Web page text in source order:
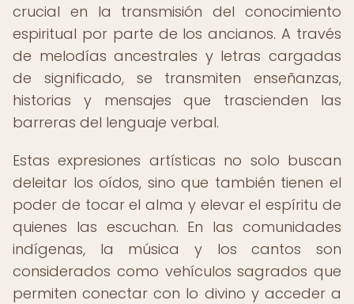
crucial en la transmisión del conocimiento
espiritual por parte de los ancianos. A través
de melodías ancestrales y letras cargadas
de significado, se transmiten enseñanzas,
historias y mensajes que trascienden las
barreras del lenguaje verbal.
Estas expresiones artísticas no solo buscan
deleitar los oídos, sino que también tienen el
poder de tocar el alma y elevar el espíritu de
quienes las escuchan. En las comunidades
indígenas, la música y los cantos son
considerados como vehículos sagrados que
permiten conectar con lo divino y acceder a